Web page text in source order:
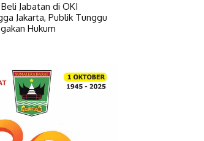
Jabatan di OKI
Jakarta, Publik Tunggu
Hukum